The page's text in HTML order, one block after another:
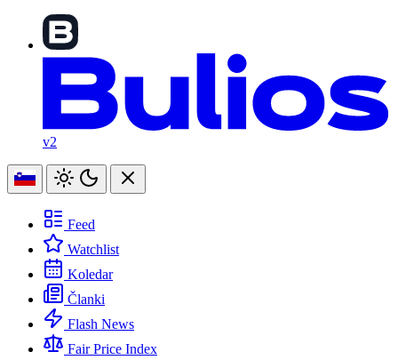
v2
Feed
Watchlist
Koledar
Članki
Flash News
Fair Price Index